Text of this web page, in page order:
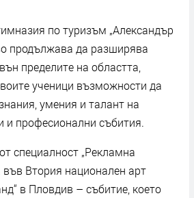
по туризъм „Александър
продължава да разширява
пределите на областта,
ученици възможности да
умения и талант на
и професионални събития.
специалност „Рекламна
във Втория национален арт
в Пловдив – събитие, което